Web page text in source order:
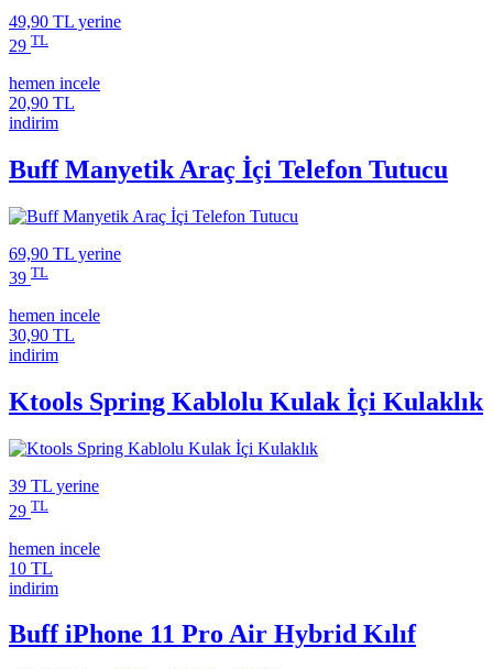
49,90 TL yerine
29 TL
hemen incele
20,90 TL
indirim
Buff Manyetik Araç İçi Telefon Tutucu
69,90 TL yerine
39 TL
hemen incele
30,90 TL
indirim
Ktools Spring Kablolu Kulak İçi Kulaklık
39 TL yerine
29 TL
hemen incele
10 TL
indirim
Buff iPhone 11 Pro Air Hybrid Kılıf